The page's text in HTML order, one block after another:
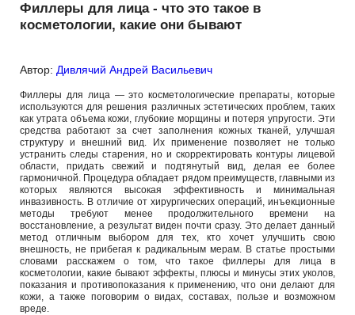
Филлеры для лица - что это такое в
косметологии, какие они бывают
Автор: Дивлячий Андрей Васильевич
Филлеры для лица — это косметологические препараты, которые
используются для решения различных эстетических проблем, таких
как утрата объема кожи, глубокие морщины и потеря упругости. Эти
средства работают за счет заполнения кожных тканей, улучшая
структуру и внешний вид. Их применение позволяет не только
устранить следы старения, но и скорректировать контуры лицевой
области, придать свежий и подтянутый вид, делая ее более
гармоничной. Процедура обладает рядом преимуществ, главными из
которых являются высокая эффективность и минимальная
инвазивность. В отличие от хирургических операций, инъекционные
методы требуют менее продолжительного времени на
восстановление, а результат виден почти сразу. Это делает данный
метод отличным выбором для тех, кто хочет улучшить свою
внешность, не прибегая к радикальным мерам. В статье простыми
словами расскажем о том, что такое филлеры для лица в
косметологии, какие бывают эффекты, плюсы и минусы этих уколов,
показания и противопоказания к применению, что они делают для
кожи, а также поговорим о видах, составах, пользе и возможном
вреде.